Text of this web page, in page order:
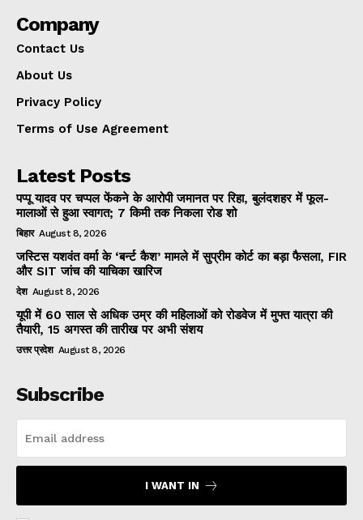
Company
Contact Us
About Us
Privacy Policy
Terms of Use Agreement
Latest Posts
पप्पू यादव पर चप्पल फेंकने के आरोपी जमानत पर रिहा, बुलंदशहर में फूल-
मालाओं से हुआ स्वागत; 7 किमी तक निकला रोड शो
बिहार August 8, 2026
जस्टिस यशवंत वर्मा के ‘बर्न्ट कैश’ मामले में सुप्रीम कोर्ट का बड़ा फैसला, FIR
और SIT जांच की याचिका खारिज
देश August 8, 2026
यूपी में 60 साल से अधिक उम्र की महिलाओं को रोडवेज में मुफ्त यात्रा की
तैयारी, 15 अगस्त की तारीख पर अभी संशय
उत्तर प्रदेश August 8, 2026
Subscribe
I WANT IN